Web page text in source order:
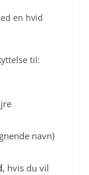
en hvid
til:
navn)
, hvis du vil